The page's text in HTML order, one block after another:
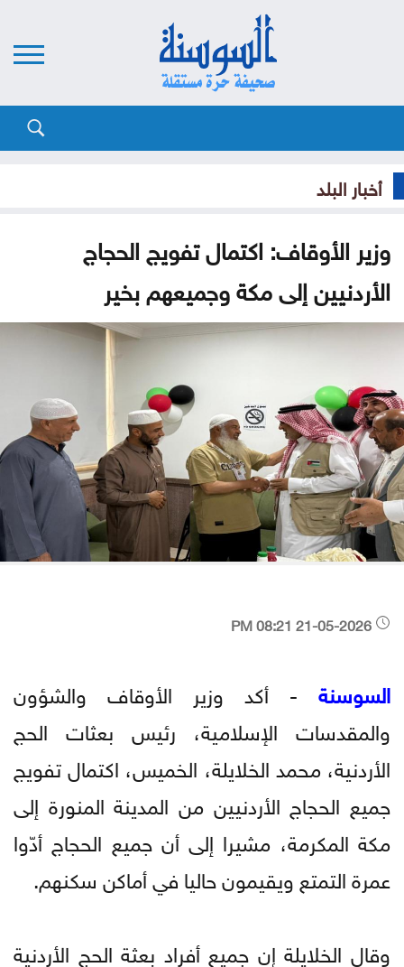
أخبار البلد
وزير الأوقاف: اكتمال تفويج الحجاج
الأردنيين إلى مكة وجميعهم بخير
السوسنة - أكد وزير الأوقاف والشؤون
والمقدسات الإسلامية، رئيس بعثات الحج
الأردنية، محمد الخلايلة، الخميس، اكتمال تفويج
جميع الحجاج الأردنيين من المدينة المنورة إلى
مكة المكرمة، مشيرا إلى أن جميع الحجاج أدّوا
عمرة التمتع ويقيمون حاليا في أماكن سكنهم.
وقال الخلايلة إن جميع أفراد بعثة الحج الأردنية